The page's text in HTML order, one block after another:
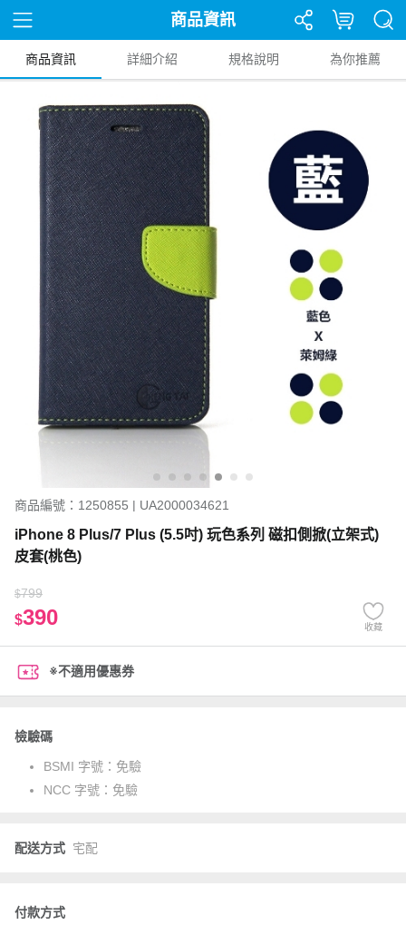
商品資訊
商品資訊 詳細介紹 規格說明 為你推薦
商品編號：1250855 | UA2000034621
iPhone 8 Plus/7 Plus (5.5吋) 玩色系列 磁扣側掀(立架式)
皮套(桃色)
$799
$390 收藏
※不適用優惠券
檢驗碼
BSMI 字號： 免驗
NCC 字號： 免驗
配送方式 宅配
付款方式